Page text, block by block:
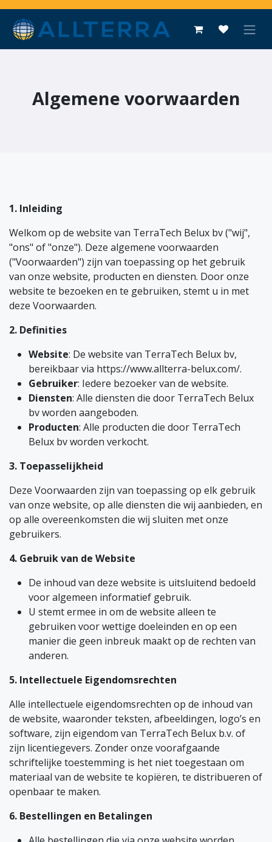
Overslaan naar inhoud
Algemene voorwaarden
1. Inleiding
Welkom op de website van TerraTech Belux bv ("wij",
"ons" of "onze"). Deze algemene voorwaarden
("Voorwaarden") zijn van toepassing op het gebruik
van onze website, producten en diensten. Door onze
website te bezoeken en te gebruiken, stemt u in met
deze Voorwaarden.
2. Definities
Website: De website van TerraTech Belux bv,
bereikbaar via https://www.allterra-belux.com/.
Gebruiker: Iedere bezoeker van de website.
Diensten: Alle diensten die door TerraTech Belux
bv worden aangeboden.
Producten: Alle producten die door TerraTech
Belux bv worden verkocht.
3. Toepasselijkheid
Deze Voorwaarden zijn van toepassing op elk gebruik
van onze website, op alle diensten die wij aanbieden, en
op alle overeenkomsten die wij sluiten met onze
gebruikers.
4. Gebruik van de Website
De inhoud van deze website is uitsluitend bedoeld
voor algemeen informatief gebruik.
U stemt ermee in om de website alleen te
gebruiken voor wettige doeleinden en op een
manier die geen inbreuk maakt op de rechten van
anderen.
5. Intellectuele Eigendomsrechten
Alle intellectuele eigendomsrechten op de inhoud van
de website, waaronder teksten, afbeeldingen, logo’s en
software, zijn eigendom van TerraTech Belux b.v. of
zijn licentiegevers. Zonder onze voorafgaande
schriftelijke toestemming is het niet toegestaan om
materiaal van de website te kopiëren, te distribueren of
openbaar te maken.
6. Bestellingen en Betalingen